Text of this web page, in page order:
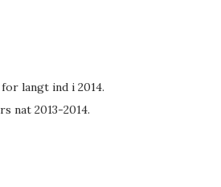
langt ind i 2014.
nat 2013-2014.